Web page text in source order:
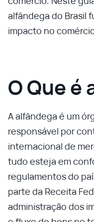
alfândega do Brasil
impacto no
O Que é
A alfândega é um
responsável por
internacional de
tudo esteja em
regulamentos do
parte da Receita
administração dos